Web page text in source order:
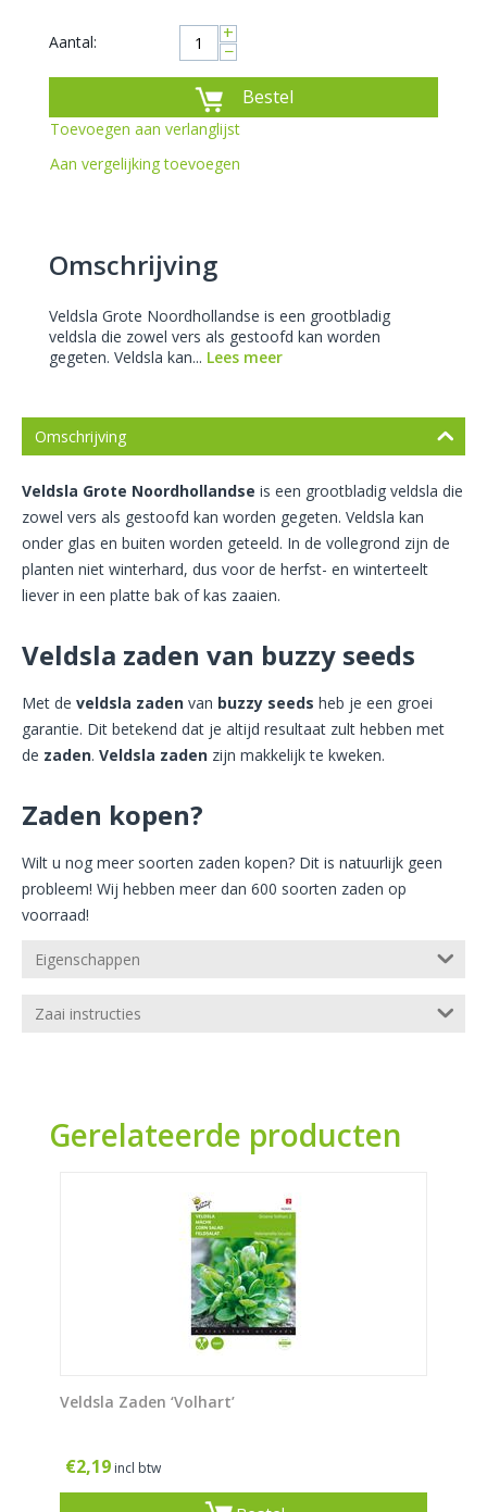
Aantal: +
−
Bestel
Toevoegen aan verlanglijst
Aan vergelijking toevoegen
Omschrijving
Veldsla Grote Noordhollandse is een grootbladig
veldsla die zowel vers als gestoofd kan worden
gegeten. Veldsla kan... Lees meer
Omschrijving
Veldsla Grote Noordhollandse is een grootbladig veldsla die
zowel vers als gestoofd kan worden gegeten. Veldsla kan
onder glas en buiten worden geteeld. In de vollegrond zijn de
planten niet winterhard, dus voor de herfst- en winterteelt
liever in een platte bak of kas zaaien.
Veldsla zaden van buzzy seeds
Met de veldsla zaden van buzzy seeds heb je een groei
garantie. Dit betekend dat je altijd resultaat zult hebben met
de zaden. Veldsla zaden zijn makkelijk te kweken.
Zaden kopen?
Wilt u nog meer soorten zaden kopen? Dit is natuurlijk geen
probleem! Wij hebben meer dan 600 soorten zaden op
voorraad!
Eigenschappen
Zaai instructies
Gerelateerde producten
Veldsla Zaden ‘Volhart’
€2,19 incl btw